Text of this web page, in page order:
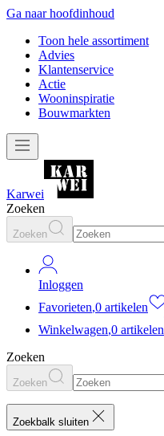
Ga naar hoofdinhoud
Toon hele assortiment
Advies
Klantenservice
Actie
Wooninspiratie
Bouwmarkten
Karwei
Zoeken
Zoeken
Inloggen
Favorieten,0 artikelen
Winkelwagen,0 artikelen
Zoeken
Zoeken
Zoekbalk sluiten